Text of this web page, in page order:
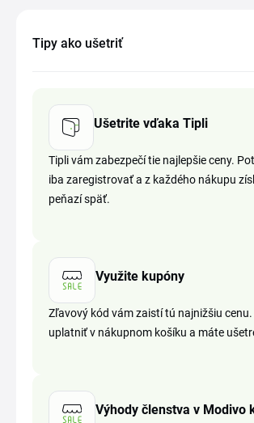
Tipy ako ušetriť
Ušetrite vďaka Tipli
Tipli vám zabezpečí tie najlepšie ceny.
iba zaregistrovať a z každého nákupu
peňazí späť.
Využite kupóny
Zľavový kód vám zaistí tú najnižšiu
uplatniť v nákupnom košíku a máte
Výhody členstva v Modivo